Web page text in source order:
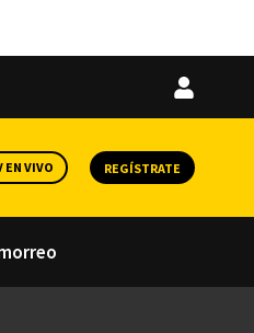
Iniciar
EN VIVO REGÍSTRATE